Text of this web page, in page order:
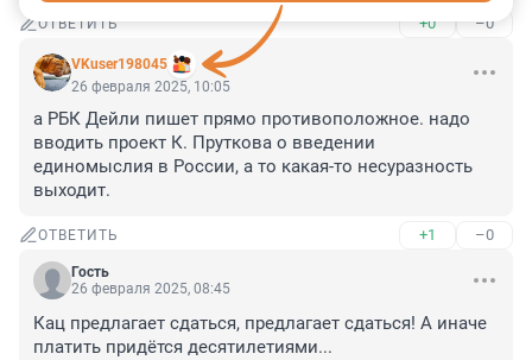
ОТВЕТИТЬ +0 –0
VKuser198045
26 февраля 2025, 10:05
а РБК Дейли пишет прямо противоположное. надо
вводить проект К. Пруткова о введении
единомыслия в России, а то какая-то несуразность
выходит.
ОТВЕТИТЬ +1 –0
Гость
26 февраля 2025, 08:45
Кац предлагает сдаться, предлагает сдаться! А иначе
платить придётся десятилетиями...